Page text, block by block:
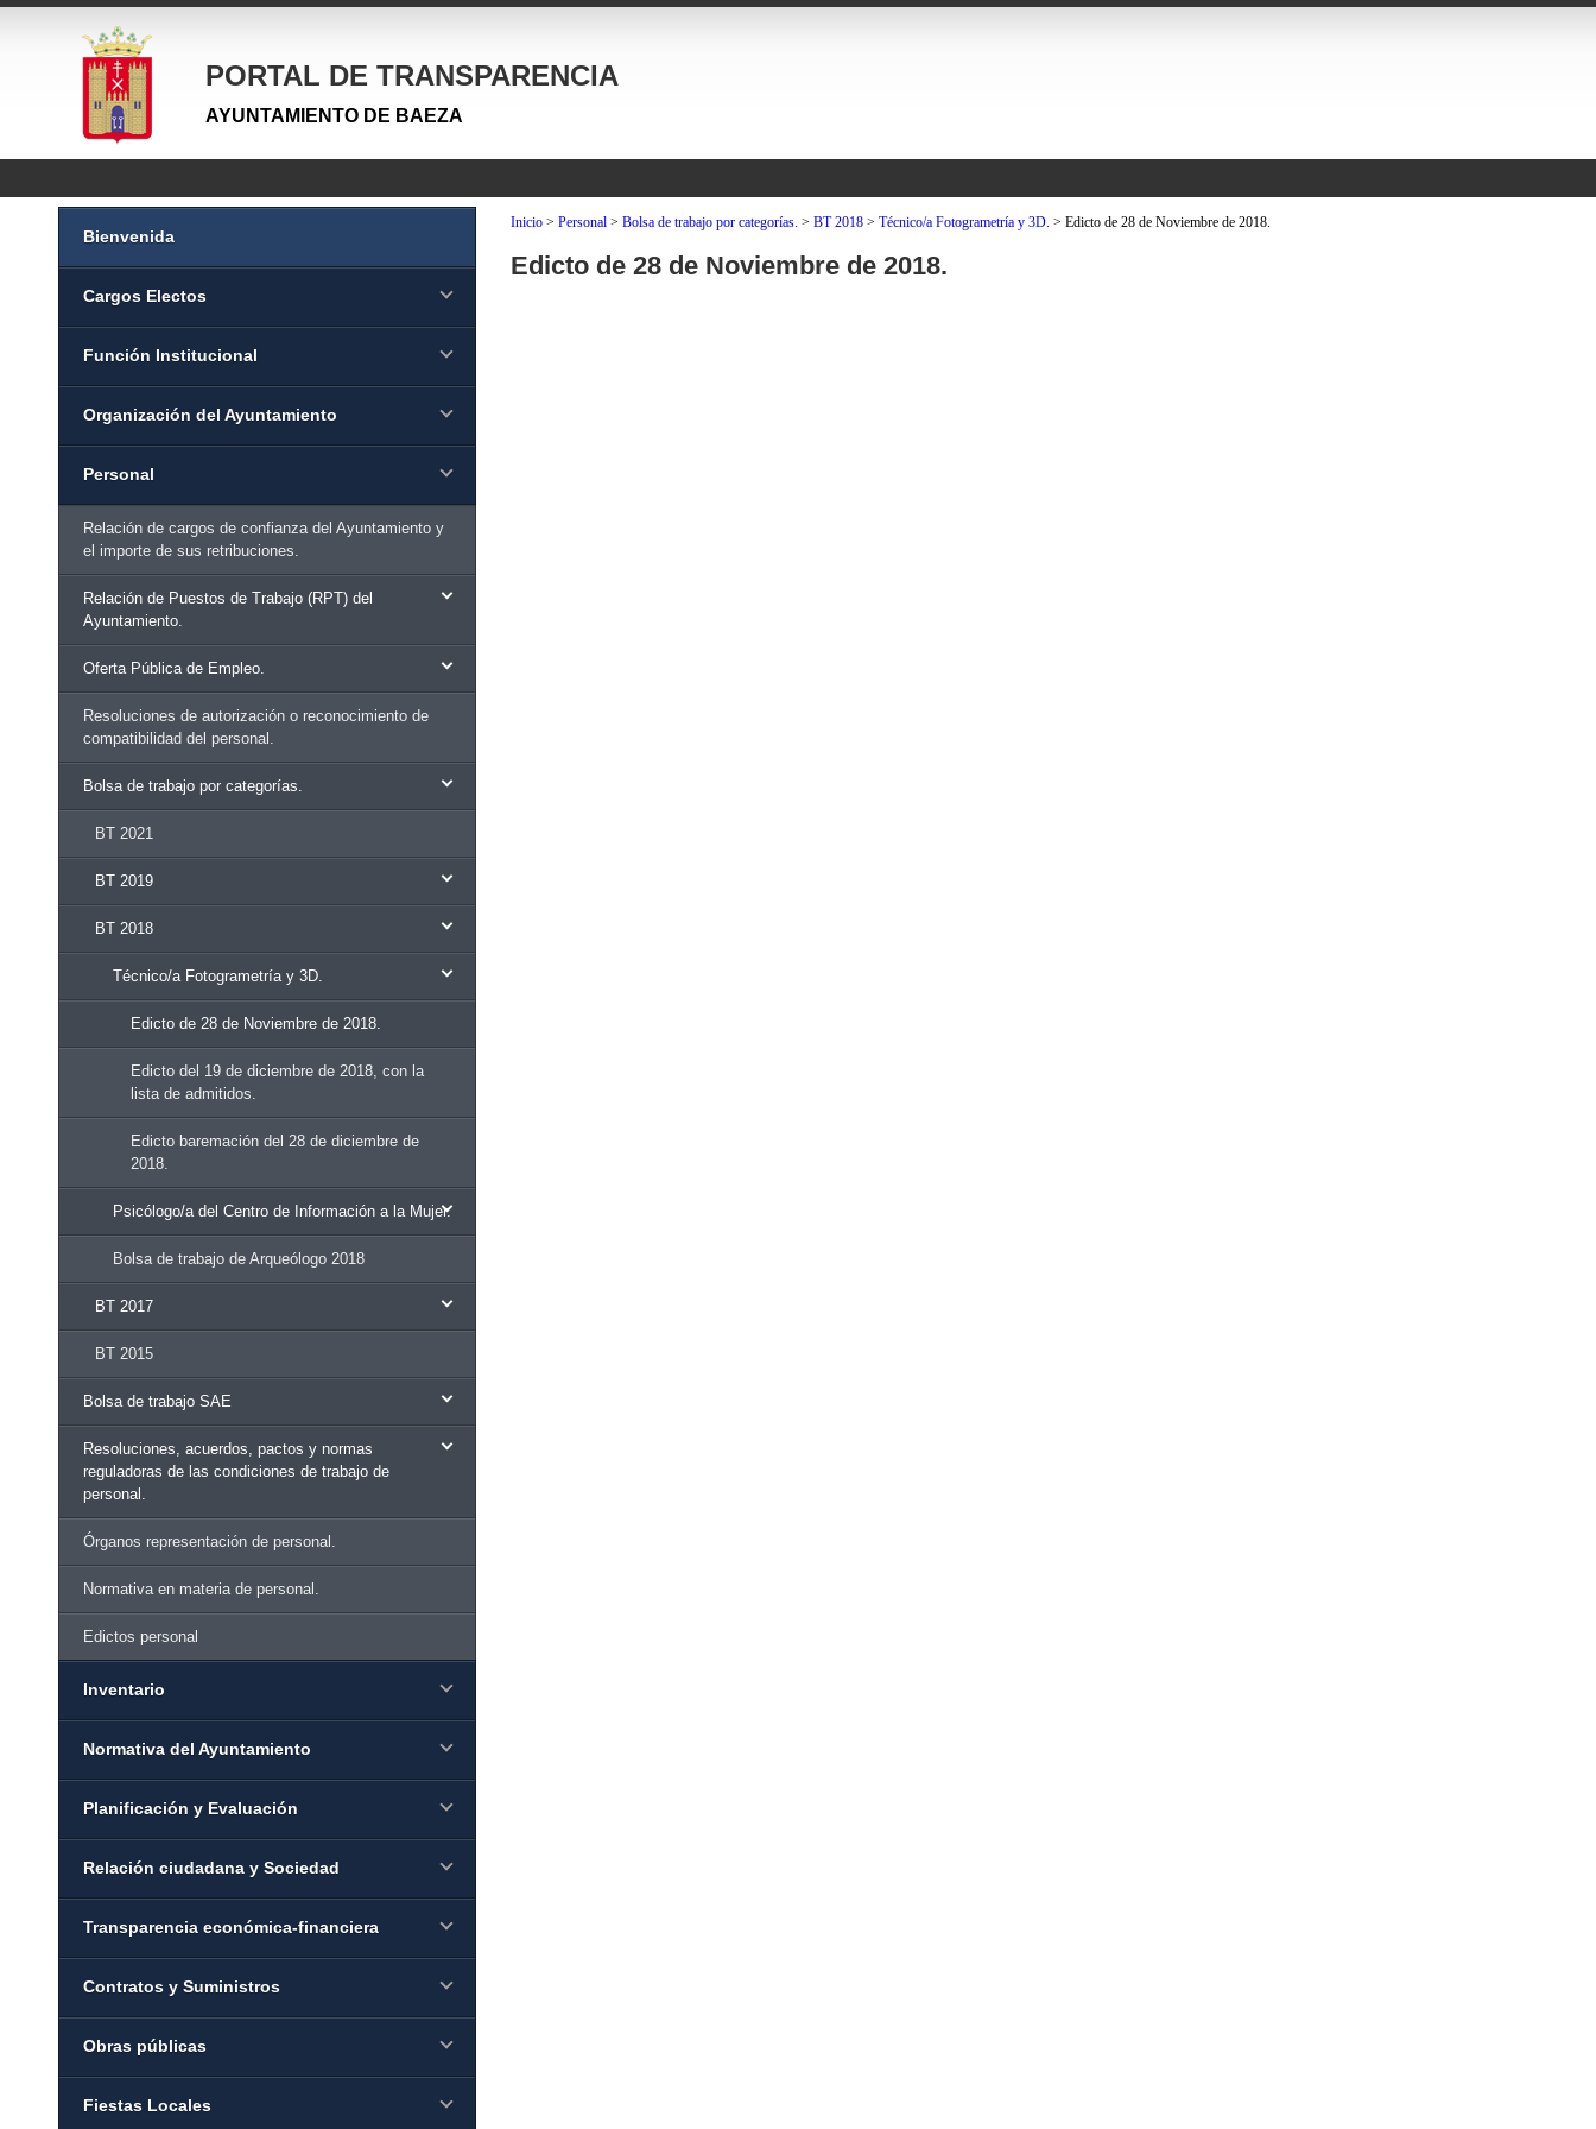
PORTAL DE TRANSPARENCIA
AYUNTAMIENTO DE BAEZA
Bienvenida
Cargos Electos
Función Institucional
Organización del Ayuntamiento
Personal
Relación de cargos de confianza del Ayuntamiento y
el importe de sus retribuciones.
Relación de Puestos de Trabajo (RPT) del
Ayuntamiento.
Oferta Pública de Empleo.
Resoluciones de autorización o reconocimiento de
compatibilidad del personal.
Bolsa de trabajo por categorías.
BT 2021
BT 2019
BT 2018
Técnico/a Fotogrametría y 3D.
Edicto de 28 de Noviembre de 2018.
Edicto del 19 de diciembre de 2018, con la
lista de admitidos.
Edicto baremación del 28 de diciembre de
2018.
Psicólogo/a del Centro de Información a la Mujer.
Bolsa de trabajo de Arqueólogo 2018
BT 2017
BT 2015
Bolsa de trabajo SAE
Resoluciones, acuerdos, pactos y normas
reguladoras de las condiciones de trabajo de
personal.
Órganos representación de personal.
Normativa en materia de personal.
Edictos personal
Inventario
Normativa del Ayuntamiento
Planificación y Evaluación
Relación ciudadana y Sociedad
Transparencia económica-financiera
Contratos y Suministros
Obras públicas
Fiestas Locales
Inicio> Personal > Bolsa de trabajo por categorías. > BT 2018> Técnico/a Fotogrametría y 3D. > Edicto de 28 de Noviembre de 2018.
Edicto de 28 de Noviembre de 2018.